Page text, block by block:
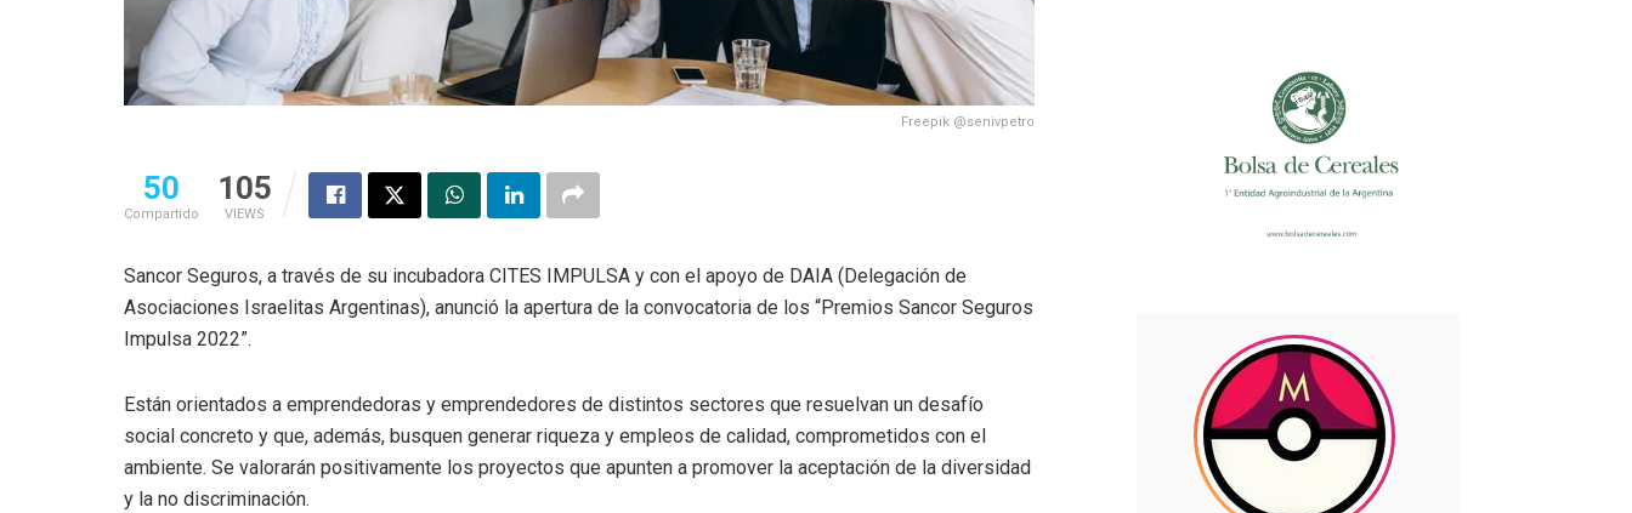
Freepik @senivpetro
50
Compartido
105
VIEWS
Sancor Seguros, a través de su incubadora CITES IMPULSA y con el apoyo de DAIA (Delegación de
Asociaciones Israelitas Argentinas), anunció la apertura de la convocatoria de los “Premios Sancor Seguros
Impulsa 2022”.
Están orientados a emprendedoras y emprendedores de distintos sectores que resuelvan un desafío
social concreto y que, además, busquen generar riqueza y empleos de calidad, comprometidos con el
ambiente. Se valorarán positivamente los proyectos que apunten a promover la aceptación de la diversidad
y la no discriminación.